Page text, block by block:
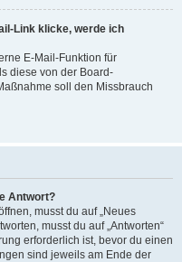
Link klicke, werde ich
E-Mail-Funktion für
diese von der Board-
soll den Missbrauch
Antwort?
musst du auf „Neues
musst du auf „Antworten“
erforderlich ist, bevor du einen
sind jeweils am Ende der